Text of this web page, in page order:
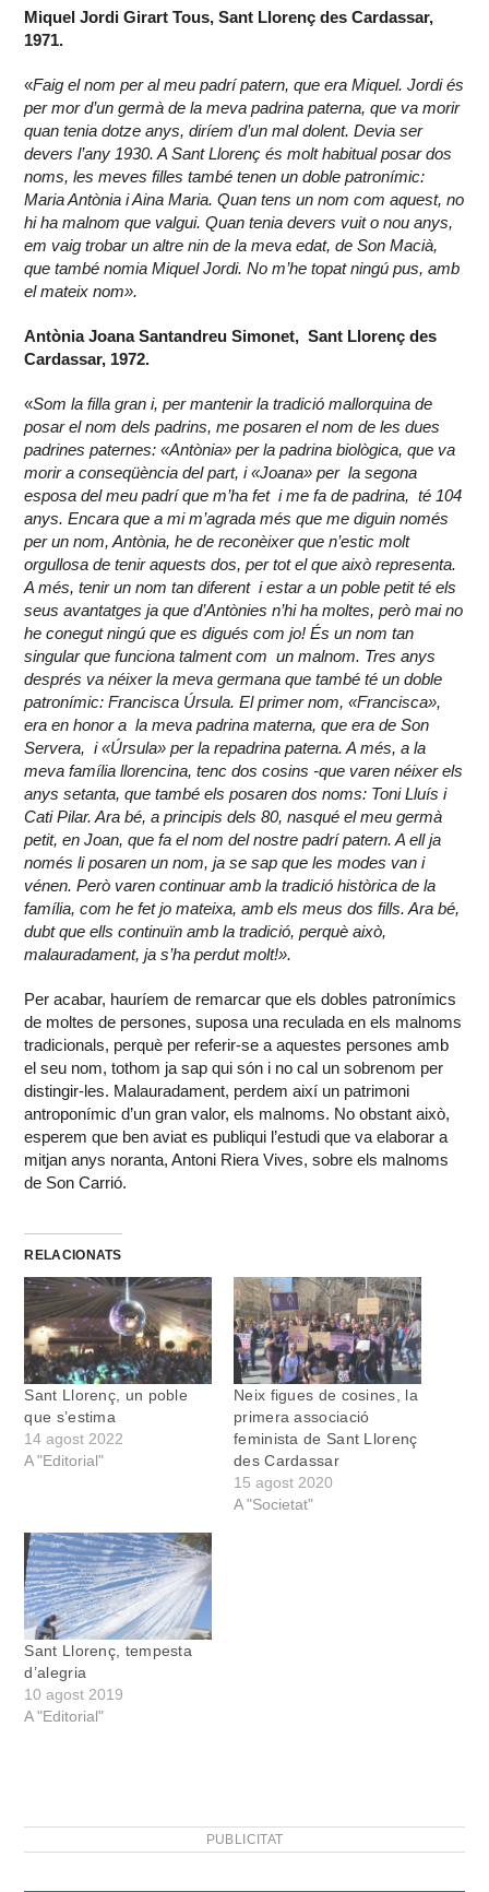
Miquel Jordi Girart Tous, Sant Llorenç des Cardassar,
1971.
«Faig el nom per al meu padrí patern, que era Miquel. Jordi és
per mor d’un germà de la meva padrina paterna, que va morir
quan tenia dotze anys, diríem d’un mal dolent. Devia ser
devers l’any 1930. A Sant Llorenç és molt habitual posar dos
noms, les meves filles també tenen un doble patronímic:
Maria Antònia i Aina Maria. Quan tens un nom com aquest, no
hi ha malnom que valgui. Quan tenia devers vuit o nou anys,
em vaig trobar un altre nin de la meva edat, de Son Macià,
que també nomia Miquel Jordi. No m’he topat ningú pus, amb
el mateix nom».
Antònia Joana Santandreu Simonet, Sant Llorenç des
Cardassar, 1972.
«Som la filla gran i, per mantenir la tradició mallorquina de
posar el nom dels padrins, me posaren el nom de les dues
padrines paternes: «Antònia» per la padrina biològica, que va
morir a conseqüència del part, i «Joana» per la segona
esposa del meu padrí que m’ha fet i me fa de padrina, té 104
anys. Encara que a mi m’agrada més que me diguin només
per un nom, Antònia, he de reconèixer que n’estic molt
orgullosa de tenir aquests dos, per tot el que això representa.
A més, tenir un nom tan diferent i estar a un poble petit té els
seus avantatges ja que d’Antònies n’hi ha moltes, però mai no
he conegut ningú que es digués com jo! És un nom tan
singular que funciona talment com un malnom. Tres anys
després va néixer la meva germana que també té un doble
patronímic: Francisca Úrsula. El primer nom, «Francisca»,
era en honor a la meva padrina materna, que era de Son
Servera, i «Úrsula» per la repadrina paterna.A més, a la
meva família llorencina, tenc dos cosins -que varen néixer els
anys setanta, que també els posaren dos noms: Toni Lluís i
Cati Pilar. Ara bé, a principis dels 80, nasqué el meu germà
petit, en Joan, que fa el nom del nostre padrí patern. A ell ja
només li posaren un nom, ja se sap que les modes van i
vénen. Però varen continuar amb la tradició històrica de la
família, com he fet jo mateixa, amb els meus dos fills. Ara bé,
dubt que ells continuïn amb la tradició, perquè això,
malauradament, ja s’ha perdut molt!».
Per acabar, hauríem de remarcar que els dobles patronímics
de moltes de persones, suposa una reculada en els malnoms
tradicionals, perquè per referir-se a aquestes persones amb
el seu nom, tothom ja sap qui són i no cal un sobrenom per
distingir-les. Malauradament, perdem així un patrimoni
antroponímic d’un gran valor, els malnoms. No obstant això,
esperem que ben aviat es publiqui l’estudi que va elaborar a
mitjan anys noranta, Antoni Riera Vives, sobre els malnoms
de Son Carrió.
RELACIONATS
Sant Llorenç, un poble
que s’estima
14 agost 2022
A "Editorial"
Neix figues de cosines, la
primera associació
feminista de Sant Llorenç
des Cardassar
15 agost 2020
A "Societat"
Sant Llorenç, tempesta
d’alegria
10 agost 2019
A "Editorial"
PUBLICITAT